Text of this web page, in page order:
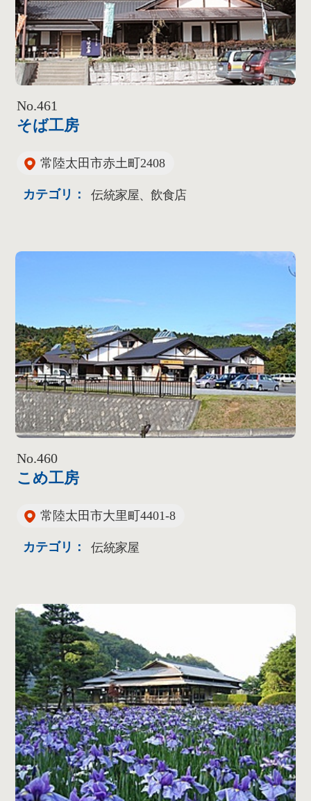
No.461
そば工房
常陸太田市赤土町2408
カテゴリ： 伝統家屋、飲食店
No.460
こめ工房
常陸太田市大里町4401-8
カテゴリ： 伝統家屋